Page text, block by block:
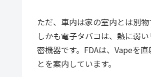
ただ、車内は家の室内とは別
しかも電子タバコは、熱に弱
密機器です。FDAは、Vapeを
とを案内しています。